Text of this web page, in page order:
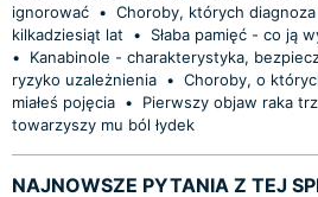
ignorować • Choroby, których
kilkadziesiąt lat
•
Słaba pamięć - co ją
•
Kanabinole - charakterystyka,
ryzyko uzależnienia • Choroby, o
miałeś pojęcia •
Pierwszy objaw raka
towarzyszy mu ból łydek
NAJNOWSZE PYTANIA Z TEJ